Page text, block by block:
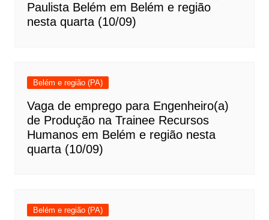
Paulista Belém em Belém e região
nesta quarta (10/09)
Belém e região (PA)
Vaga de emprego para Engenheiro(a)
de Produção na Trainee Recursos
Humanos em Belém e região nesta
quarta (10/09)
Belém e região (PA)